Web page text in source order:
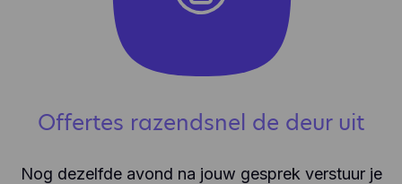
Offertes razendsnel de deur uit
Nog dezelfde avond na jouw gesprek verstuur je